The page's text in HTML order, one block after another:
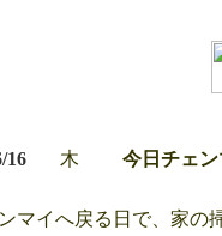
16 木 今日チェン
マイへ戻る日で、家の